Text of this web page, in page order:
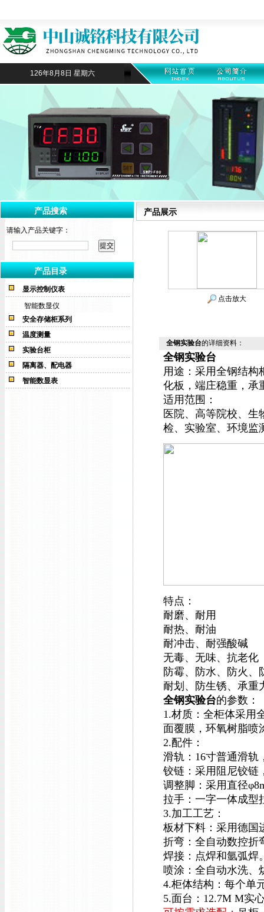
126年8月8日 星期六
产品搜索
请输入产品关键字：
产品目录
显示控制仪表
智能数显仪
安全存储柜系列
温度测量
实验台柜
隔离器、配电器
智能数显表
产品展示
点击放大
全钢实验台的详细资料：
全钢实验台
用途：采用全钢结构
化板，端庄稳重，承
适用范围：
医院、高等院校、
检、实验室、环境监
特点：
耐磨、耐用
耐热、耐油
耐冲击、耐强酸碱
无毒、无味、抗老化
防霉、防水、防火、
耐划、防生锈、承重
全钢实验台的参数：
1.材质：全柜体采用
面覆膜，环氧树脂喷
2.配件：
滑轨：16寸普通滑轨
铰链：采用阻尼铰链
调整脚：采用直径
拉手：一字一体成型
3.加工工艺：
板材下料：采用德国
折弯：全自动数控折
焊接：点焊和氩弧焊
喷涂：全自动水洗、
4.柜体结构：每个单
5.面台：12.7M M实